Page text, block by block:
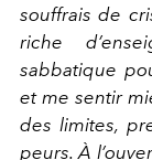
souffrais de
riche
sabbatique
et me sentir
des limites,
peurs. À